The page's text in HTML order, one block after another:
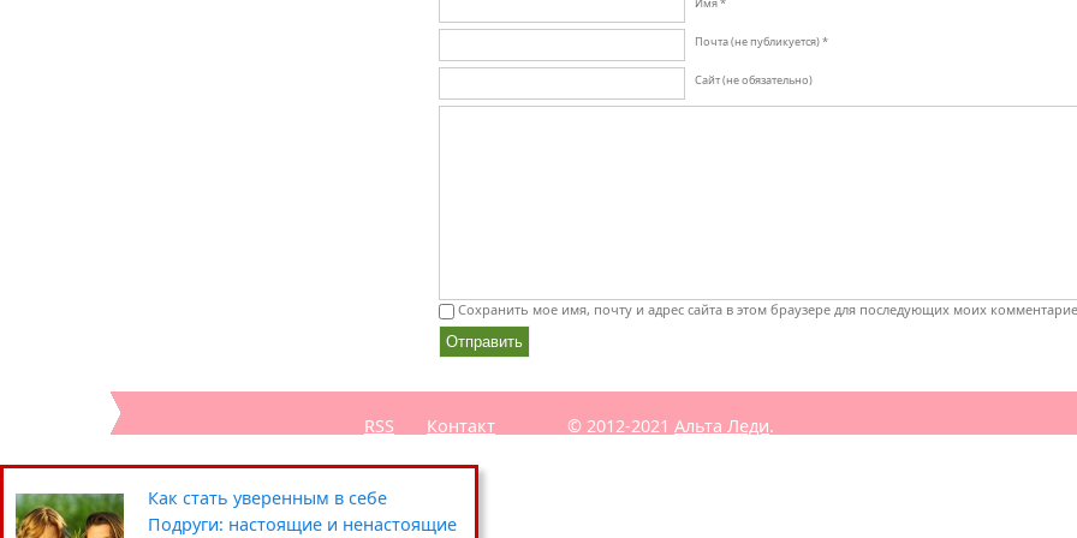
Почта (не публикуется) *
Сайт (не обязательно)
Сохранить мое имя, почту и адрес сайта в этом браузере для последующих моих
RSS Контакт © 2012-2021 Альта Леди.
Секреты похудения звёзд
Уход за кожей вокруг глаз
Полезные советы: кухня
Чистка и хранение одежды
Путешествия
Сад-огород
Как стать уверенным в себе
Подруги: настоящие и ненастоящие